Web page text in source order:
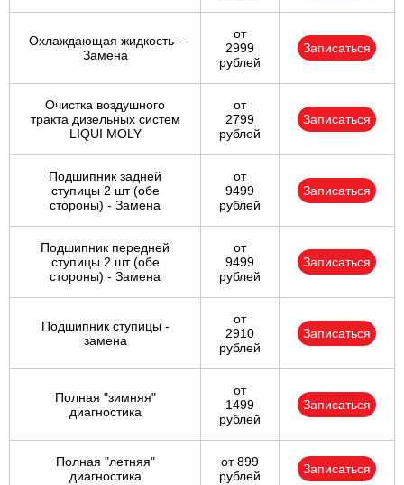
Охлаждающая жидкость -
Замена
от
2999
рублей
Записаться
Очистка воздушного
тракта дизельных систем
LIQUI MOLY
от
2799
рублей
Записаться
Подшипник задней
ступицы 2 шт (обе
стороны) - Замена
от
9499
рублей
Записаться
Подшипник передней
ступицы 2 шт (обе
стороны) - Замена
от
9499
рублей
Записаться
Подшипник ступицы -
замена
от
2910
рублей
Записаться
Полная "зимняя"
диагностика
от
1499
рублей
Записаться
Полная "летняя"
диагностика
от 899
рублей
Записаться